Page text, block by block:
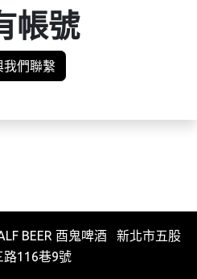
帳號
我們聯繫
BEER 酉鬼啤酒 新北市五股
路116巷9號